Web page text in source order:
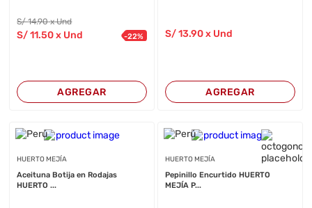
S/14.90 x Und
S/11.50 x Und -22%
AGREGAR
S/13.90x Und
AGREGAR
HUERTO MEJÍA
Aceituna Botija en Rodajas
HUERTO ...
HUERTO MEJÍA
Pepinillo Encurtido HUERTO
MEJÍA P...